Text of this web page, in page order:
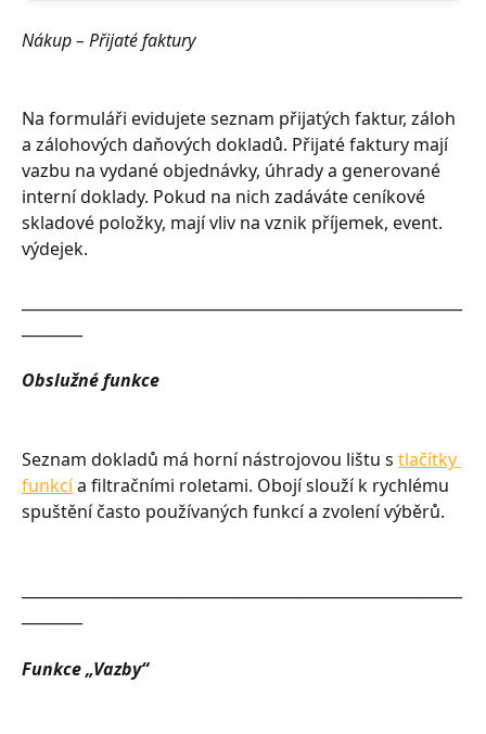
Nákup – Přijaté faktury
Na formuláři evidujete seznam přijatých faktur, záloh
a zálohových daňových dokladů. Přijaté faktury mají
vazbu na vydané objednávky, úhrady a generované
interní doklady. Pokud na nich zadáváte ceníkové
skladové položky, mají vliv na vznik příjemek, event.
výdejek.
Obslužné funkce
Seznam dokladů má horní nástrojovou lištu s tlačítky
funkcí a filtračními roletami. Obojí slouží k rychlému
spuštění často používaných funkcí a zvolení výběrů.
Funkce „Vazby“